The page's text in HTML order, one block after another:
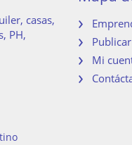
casas,
PH,
Publicar
Mi